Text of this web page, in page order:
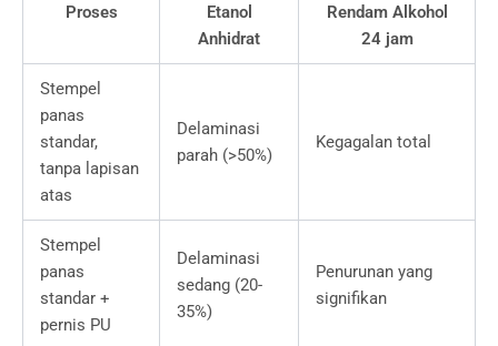
Proses
Etanol
Anhidrat
Rendam Alkohol
24 jam
Stempel
panas
standar,
tanpa lapisan
atas
Delaminasi
parah (>50%)
Kegagalan total
Stempel
panas
standar +
pernis PU
Delaminasi
sedang (20-
35%)
Penurunan yang
signifikan